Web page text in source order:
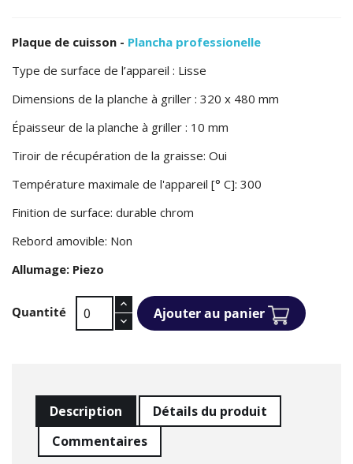
Plaque de cuisson - Plancha professionelle
Type de surface de l’appareil : Lisse
Dimensions de la planche à griller : 320 x 480 mm
Épaisseur de la planche à griller : 10 mm
Tiroir de récupération de la graisse: Oui
Température maximale de l'appareil [° C]: 300
Finition de surface: durable chrom
Rebord amovible: Non
Allumage: Piezo
Quantité Ajouter au panier
Description
Détails du produit
Commentaires